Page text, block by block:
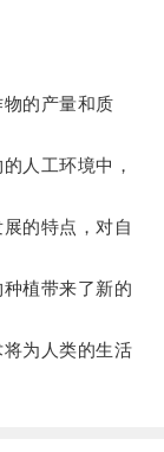
的产量和质
人工环境中，
的特点，对自
植带来了新的
为人类的生活